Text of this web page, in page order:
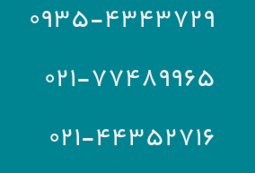
۰۹۳۵-۴۳۴۳۷۲۹
۰۲۱-۷۷۴۸۹۹۶۵
۰۲۱-۴۴۳۵۲۷۱۶